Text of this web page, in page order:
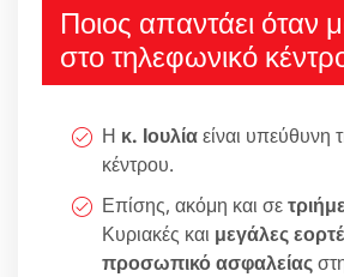
Ποιος απαντάει όταν
στο τηλεφωνικό
Η κ. Ιουλίαείναι υπεύθυνη
κέντρου.
Επίσης, ακόμη και σε
Κυριακές και μεγάλες
προσωπικό ασφαλείας